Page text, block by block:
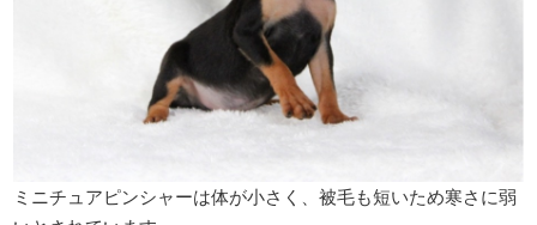
ミニチュアピンシャーは体が小さく、被毛も短いため寒さに弱